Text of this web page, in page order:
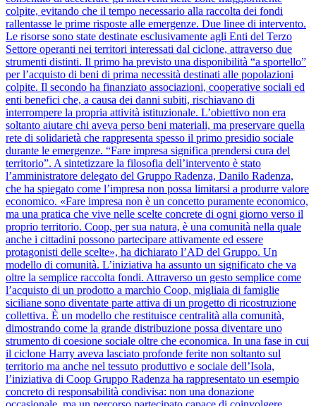
colpite, evitando che il tempo necessario alla raccolta dei fondi
rallentasse le prime risposte alle emergenze. Due linee di intervento.
Le risorse sono state destinate esclusivamente agli Enti del Terzo
Settore operanti nei territori interessati dal ciclone, attraverso due
strumenti distinti. Il primo ha previsto una disponibilità “a sportello”
per l’acquisto di beni di prima necessità destinati alle popolazioni
colpite. Il secondo ha finanziato associazioni, cooperative sociali ed
enti benefici che, a causa dei danni subiti, rischiavano di
interrompere la propria attività istituzionale. L’obiettivo non era
soltanto aiutare chi aveva perso beni materiali, ma preservare quella
rete di solidarietà che rappresenta spesso il primo presidio sociale
durante le emergenze. “Fare impresa significa prendersi cura del
territorio”. A sintetizzare la filosofia dell’intervento è stato
l’amministratore delegato del Gruppo Radenza, Danilo Radenza,
che ha spiegato come l’impresa non possa limitarsi a produrre valore
economico. «Fare impresa non è un concetto puramente economico,
ma una pratica che vive nelle scelte concrete di ogni giorno verso il
proprio territorio. Coop, per sua natura, è una comunità nella quale
anche i cittadini possono partecipare attivamente ed essere
protagonisti delle scelte», ha dichiarato l’AD del Gruppo. Un
modello di comunità. L’iniziativa ha assunto un significato che va
oltre la semplice raccolta fondi. Attraverso un gesto semplice come
l’acquisto di un prodotto a marchio Coop, migliaia di famiglie
siciliane sono diventate parte attiva di un progetto di ricostruzione
collettiva. È un modello che restituisce centralità alla comunità,
dimostrando come la grande distribuzione possa diventare uno
strumento di coesione sociale oltre che economica. In una fase in cui
il ciclone Harry aveva lasciato profonde ferite non soltanto sul
territorio ma anche nel tessuto produttivo e sociale dell’Isola,
l’iniziativa di Coop Gruppo Radenza ha rappresentato un esempio
concreto di responsabilità condivisa: non una donazione